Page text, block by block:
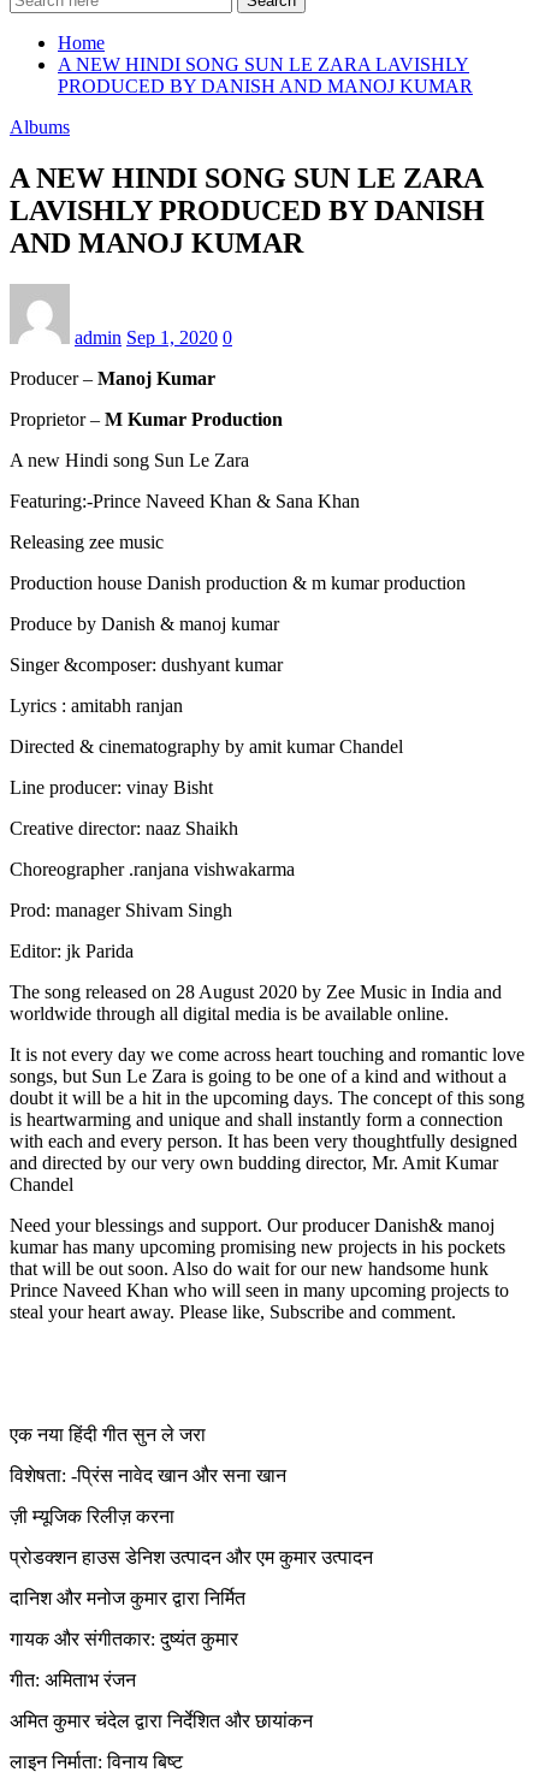
Home
A NEW HINDI SONG SUN LE ZARA LAVISHLY
PRODUCED BY DANISH AND MANOJ KUMAR
Albums
A NEW HINDI SONG SUN LE ZARA
LAVISHLY PRODUCED BY DANISH
AND MANOJ KUMAR
admin Sep 1, 2020 0
Producer – Manoj Kumar
Proprietor – M Kumar Production
A new Hindi song Sun Le Zara
Featuring:-Prince Naveed Khan & Sana Khan
Releasing zee music
Production house Danish production & m kumar production
Produce by Danish & manoj kumar
Singer &composer: dushyant kumar
Lyrics : amitabh ranjan
Directed & cinematography by amit kumar Chandel
Line producer: vinay Bisht
Creative director: naaz Shaikh
Choreographer .ranjana vishwakarma
Prod: manager Shivam Singh
Editor: jk Parida
The song released on 28 August 2020 by Zee Music in India and
worldwide through all digital media is be available online.
It is not every day we come across heart touching and romantic love
songs, but Sun Le Zara is going to be one of a kind and without a
doubt it will be a hit in the upcoming days. The concept of this song
is heartwarming and unique and shall instantly form a connection
with each and every person. It has been very thoughtfully designed
and directed by our very own budding director, Mr. Amit Kumar
Chandel
Need your blessings and support. Our producer Danish& manoj
kumar has many upcoming promising new projects in his pockets
that will be out soon. Also do wait for our new handsome hunk
Prince Naveed Khan who will seen in many upcoming projects to
steal your heart away. Please like, Subscribe and comment.
एक नया हिंदी गीत सुन ले जरा
विशेषता: -प्रिंस नावेद खान और सना खान
ज़ी म्यूजिक रिलीज़ करना
प्रोडक्शन हाउस डेनिश उत्पादन और एम कुमार उत्पादन
दानिश और मनोज कुमार द्वारा निर्मित
गायक और संगीतकार: दुष्यंत कुमार
गीत: अमिताभ रंजन
अमित कुमार चंदेल द्वारा निर्देशित और छायांकन
लाइन निर्माता: विनाय बिष्ट